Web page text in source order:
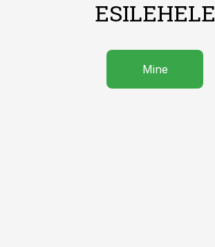
ESILEHELE
Mine